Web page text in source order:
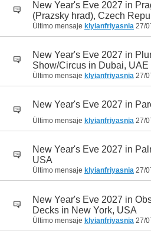
New Year's Eve 2027 in
(Prazsky hrad), Czech
Último mensaje klyianfriyasnia 27/
New Year's Eve 2027 in
Show/Circus in Dubai, UAE
Último mensaje klyianfriyasnia 27/
New Year's Eve 2027 in
Último mensaje klyianfriyasnia 27/
New Year's Eve 2027 in
USA
Último mensaje klyianfriyasnia 27/
New Year's Eve 2027 in
Decks in New York, USA
Último mensaje klyianfriyasnia 27/